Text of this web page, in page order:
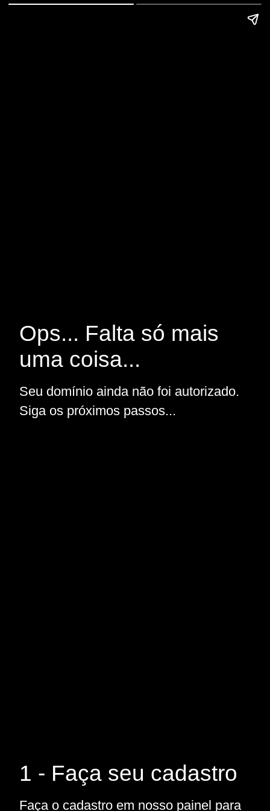
Ops... Falta só mais
uma coisa...
Seu domínio ainda não foi autorizado.
Siga os próximos passos...
1 - Faça seu cadastro
Faça o cadastro em nosso painel para